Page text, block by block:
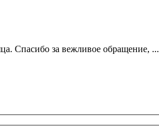
Спасибо за вежливое обращение, ...